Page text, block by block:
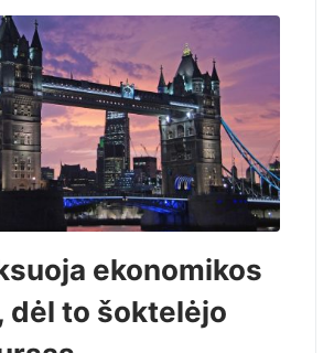
ekonomikos
dėl to šoktelėjo